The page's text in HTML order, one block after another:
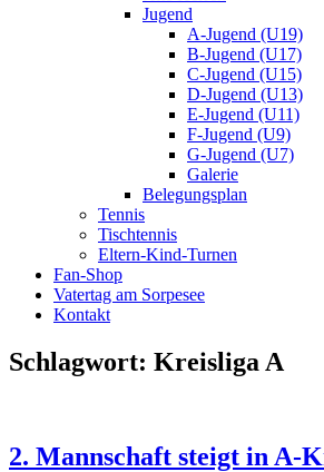
Jugend
A-Jugend (U19)
B-Jugend (U17)
C-Jugend (U15)
D-Jugend (U13)
E-Jugend (U11)
F-Jugend (U9)
G-Jugend (U7)
Galerie
Belegungsplan
Tennis
Tischtennis
Eltern-Kind-Turnen
Fan-Shop
Vatertag am Sorpesee
Kontakt
Schlagwort: Kreisliga A
2. Mannschaft steigt in A-